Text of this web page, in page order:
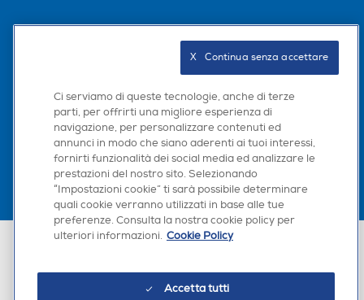
Scarica la nostra app
Euronics Italia SpA. Sede legale Via Montefeltro, 6/a 20156 Milano
Ci serviamo di queste tecnologie, anche di terze
parti, per offrirti una migliore esperienza di
navigazione, per personalizzare contenuti ed
annunci in modo che siano aderenti ai tuoi interessi,
fornirti funzionalità dei social media ed analizzare le
prestazioni del nostro sito. Selezionando
“Impostazioni cookie” ti sarà possibile determinare
quali cookie verranno utilizzati in base alle tue
preferenze. Consulta la nostra cookie policy per
ulteriori informazioni. Cookie Policy
Accetta tutti
X   Continua senza accettare